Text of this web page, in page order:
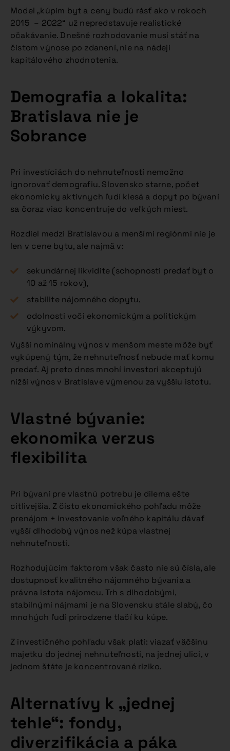
Model „kúpim byt a ceny budú rásť ako v rokoch
2015 – 2022“ už nepredstavuje realistické
očakávanie. Dnešné rozhodovanie musí stáť na
čistom výnose po zdanení, nie na nádeji
kapitálového zhodnotenia.
Demografia a lokalita:
Bratislava nie je
Sobrance
Pri investíciách do nehnuteľností nemožno
ignorovať demografiu. Slovensko starne, počet
ekonomicky aktívnych ľudí klesá a dopyt po bývaní
sa čoraz viac koncentruje do veľkých miest.
Rozdiel medzi Bratislavou a menšími regiónmi nie je
len v cene bytu, ale najmä v:
sekundárnej likvidite (schopnosti predať byt o
10 až 15 rokov),
stabilite nájomného dopytu,
odolnosti voči ekonomickým a politickým
výkyvom.
Vyšší nominálny výnos v menšom meste môže byť
vykúpený tým, že nehnuteľnosť nebude mať komu
predať. Aj preto dnes mnohí investori akceptujú
nižší výnos v Bratislave výmenou za vyššiu istotu.
Vlastné bývanie:
ekonomika verzus
flexibilita
Pri bývaní pre vlastnú potrebu je dilema ešte
citlivejšia. Z čisto ekonomického pohľadu môže
prenájom + investovanie voľného kapitálu dávať
vyšší dlhodobý výnos než kúpa vlastnej
nehnuteľnosti.
Rozhodujúcim faktorom však často nie sú čísla, ale
dostupnosť kvalitného nájomného bývania a
právna istota nájomcu. Trh s dlhodobými,
stabilnými nájmami je na Slovensku stále slabý, čo
mnohých ľudí prirodzene tlačí ku kúpe.
Z investičného pohľadu však platí: viazať väčšinu
majetku do jednej nehnuteľnosti, na jednej ulici, v
jednom štáte je koncentrované riziko.
Alternatívy k „jednej
tehle“: fondy,
diverzifikácia a páka